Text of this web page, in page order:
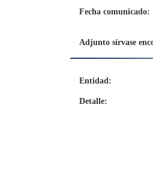
Fecha comunicado:
Adjunto sírvase
Entidad:
Detalle: